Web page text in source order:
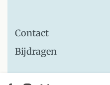
Contact
Bijdragen